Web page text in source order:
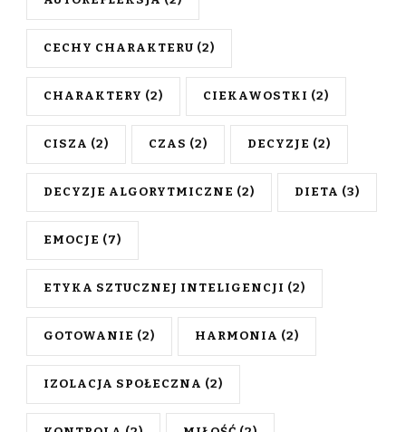
CECHY CHARAKTERU (2)
CHARAKTERY (2) CIEKAWOSTKI (2)
CISZA (2) CZAS (2) DECYZJE (2)
DECYZJE ALGORYTMICZNE (2) DIETA (3)
EMOCJE (7)
ETYKA SZTUCZNEJ INTELIGENCJI (2)
GOTOWANIE (2) HARMONIA (2)
IZOLACJA SPOŁECZNA (2)